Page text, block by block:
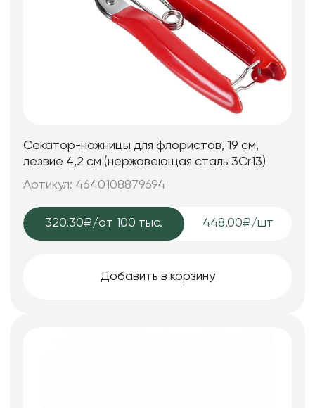
Секатор-ножницы для флористов, 19 см,
лезвие 4,2 см (нержавеющая сталь 3Cr13)
Артикул: 4640108879694
320.30₽/от 100 тыс. 448.00₽/шт
Добавить в корзину